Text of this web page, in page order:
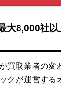
大8,000社
買取業者の変
クが運営する